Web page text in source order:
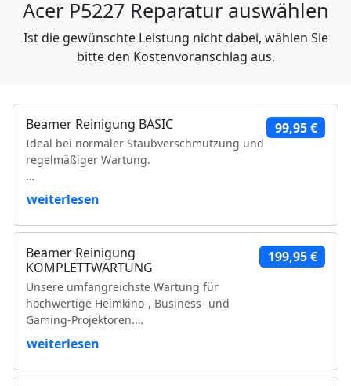
Acer P5227 Reparatur auswählen
Ist die gewünschte Leistung nicht dabei, wählen Sie
bitte den Kostenvoranschlag aus.
Beamer Reinigung BASIC
Ideal bei normaler Staubverschmutzung und
regelmäßiger Wartung.
Leistungsumfang:
Reinigung der Luftfilter und Gehäuseteile
Reinigung der Kühlkörper
Objektivreinigung
Entfernung loser Staubablagerungen im
Geräteinneren
Prüfung der Bildqualität
Funktionsprüfung
weiterlesen
99,95 €
Beamer Reinigung
KOMPLETTWARTUNG
Unsere umfangreichste Wartung für
hochwertige Heimkino-, Business- und
Gaming-Projektoren.
Leistungsumfang:
weiterlesen
199,95 €